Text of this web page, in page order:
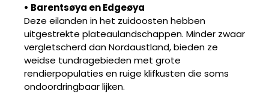
• Barentsøya en Edgeøya
Deze eilanden in het zuidoosten hebben
uitgestrekte plateaulandschappen. Minder zwaar
vergletscherd dan Nordaustland, bieden ze
weidse tundragebieden met grote
rendierpopulaties en ruige klifkusten die soms
ondoordringbaar lijken.